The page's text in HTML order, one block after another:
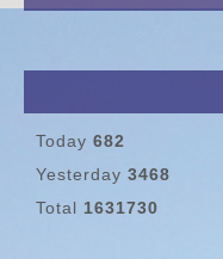
Today 682
Yesterday 3468
Total 1631730